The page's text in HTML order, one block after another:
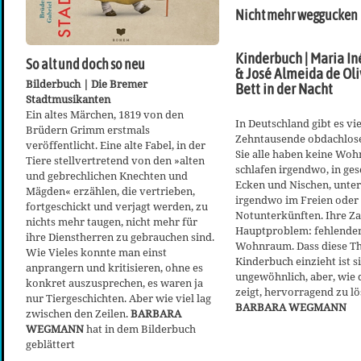
So alt und doch so neu
Bilderbuch | Die Bremer
Stadtmusikanten
Ein altes Märchen, 1819 von den
Brüdern Grimm erstmals
veröffentlicht. Eine alte Fabel, in der
Tiere stellvertretend von den »alten
und gebrechlichen Knechten und
Mägden« erzählen, die vertrieben,
fortgeschickt und verjagt werden, zu
nichts mehr taugen, nicht mehr für
ihre Dienstherren zu gebrauchen sind.
Wie Vieles konnte man einst
anprangern und kritisieren, ohne es
konkret auszusprechen, es waren ja
nur Tiergeschichten. Aber wie viel lag
zwischen den Zeilen.BARBARA
WEGMANNhat in dem Bilderbuch
geblättert
Nicht mehr weggucken
Kinderbuch | Maria
& José Almeida de
Bett in der Nacht
In Deutschland gibt es
Zehntausende
Sie alle haben keine
schlafen irgendwo, in
Ecken und Nischen,
irgendwo im Freien oder
Notunterkünften. Ihre
Hauptproblem:
Wohnraum. Dass diese
Kinderbuch einzieht ist
ungewöhnlich, aber, wie
zeigt, hervorragend zu
BARBARA WEGMANN